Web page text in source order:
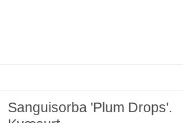
Sanguisorba 'Plum Drops'.